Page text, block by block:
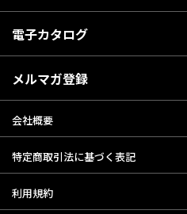
電子カタログ
メルマガ登録
会社概要
特定商取引法に基づく表記
利用規約